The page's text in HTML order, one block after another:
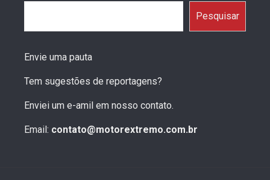
Pesquisar
Envie uma pauta
Tem sugestões de reportagens?
Enviei um e-amil em nosso contato.
Email: contato@motorextremo.com.br